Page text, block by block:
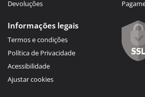
Devoluções
Informações legais
Termos e condições
Política de Privacidade
Acessibilidade
Ajustar cookies